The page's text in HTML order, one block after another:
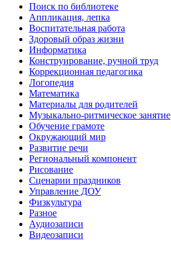
Поиск по библиотеке
Аппликация, лепка
Воспитательная работа
Здоровый образ жизни
Информатика
Конструирование, ручной труд
Коррекционная педагогика
Логопедия
Математика
Материалы для родителей
Музыкально-ритмическое занятие
Обучение грамоте
Окружающий мир
Развитие речи
Региональный компонент
Рисование
Сценарии праздников
Управление ДОУ
Физкультура
Разное
Аудиозаписи
Видеозаписи